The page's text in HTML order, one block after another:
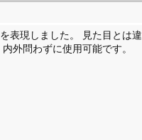
表現しました。 見た目とは違
外問わずに使用可能です。